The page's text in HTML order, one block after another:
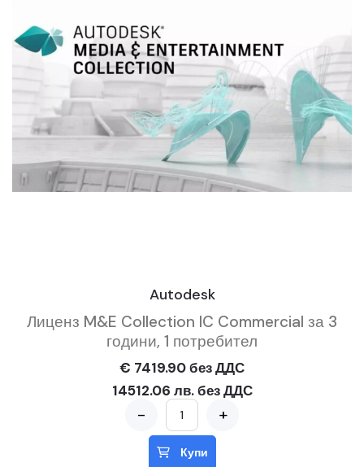
Autodesk
Лиценз M&E Collection IC Commercial за 3
години, 1 потребител
€ 7419.90 без ДДС
14512.06 лв. без ДДС
- +
Купи